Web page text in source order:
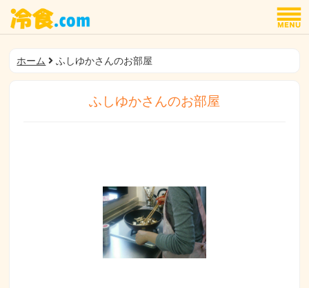
ホーム ふしゆかさんのお部屋
ふしゆかさんのお部屋